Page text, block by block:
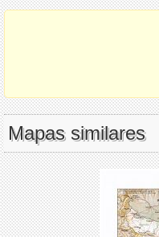
Mapas similares